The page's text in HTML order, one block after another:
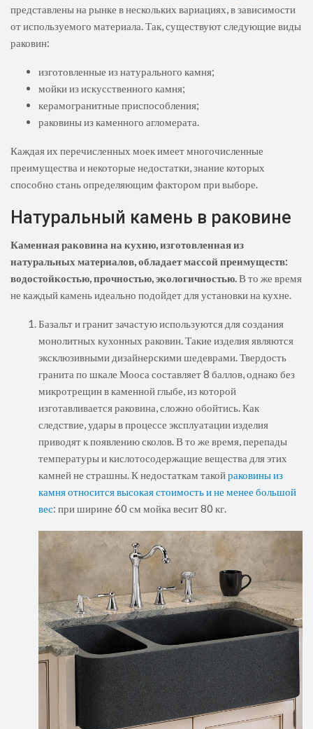
представлены на рынке в нескольких вариациях, в зависимости
от используемого материала. Так, существуют следующие виды
раковин:
изготовленные из натурального камня;
мойки из искусственного камня;
керамогранитные приспособления;
раковины из каменного агломерата.
Каждая их перечисленных моек имеет многочисленные
преимущества и некоторые недостатки, знание которых
способно стань определяющим фактором при выборе.
Натуральный камень в раковине
Каменная раковина на кухню, изготовленная из
натуральных материалов, обладает массой преимуществ:
водостойкостью, прочностью, экологичностью.В то же время
не каждый камень идеально подойдет для установки на кухне.
Базальт и гранит зачастую используются для создания
монолитных кухонных раковин. Такие изделия являются
эксклюзивными дизайнерскими шедеврами. Твердость
гранита по шкале Мооса составляет 8 баллов, однако без
микротрещин в каменной глыбе, из которой
изготавливается раковина, сложно обойтись. Как
следствие, удары в процессе эксплуатации изделия
приводят к появлению сколов. В то же время, перепады
температуры и кислотосодержащие вещества для этих
камней не страшны. К недостаткам такойраковины из
камня относится высокая стоимость и не менее большой
вес: при ширине 60 см мойка весит 80 кг.